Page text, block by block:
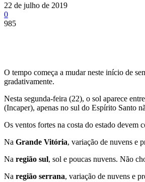
22 de julho de 2019
0
985
O tempo começa a mudar neste início de
gradativamente.
Nesta segunda-feira (22), o sol aparece
(Incaper), apenas no sul do Espírito Santo
Os ventos fortes na costa do estado devem
Na Grande Vitória, variação de nuvens e
Na região sul, sol e poucas nuvens. Não
Na região serrana, variação de nuvens e